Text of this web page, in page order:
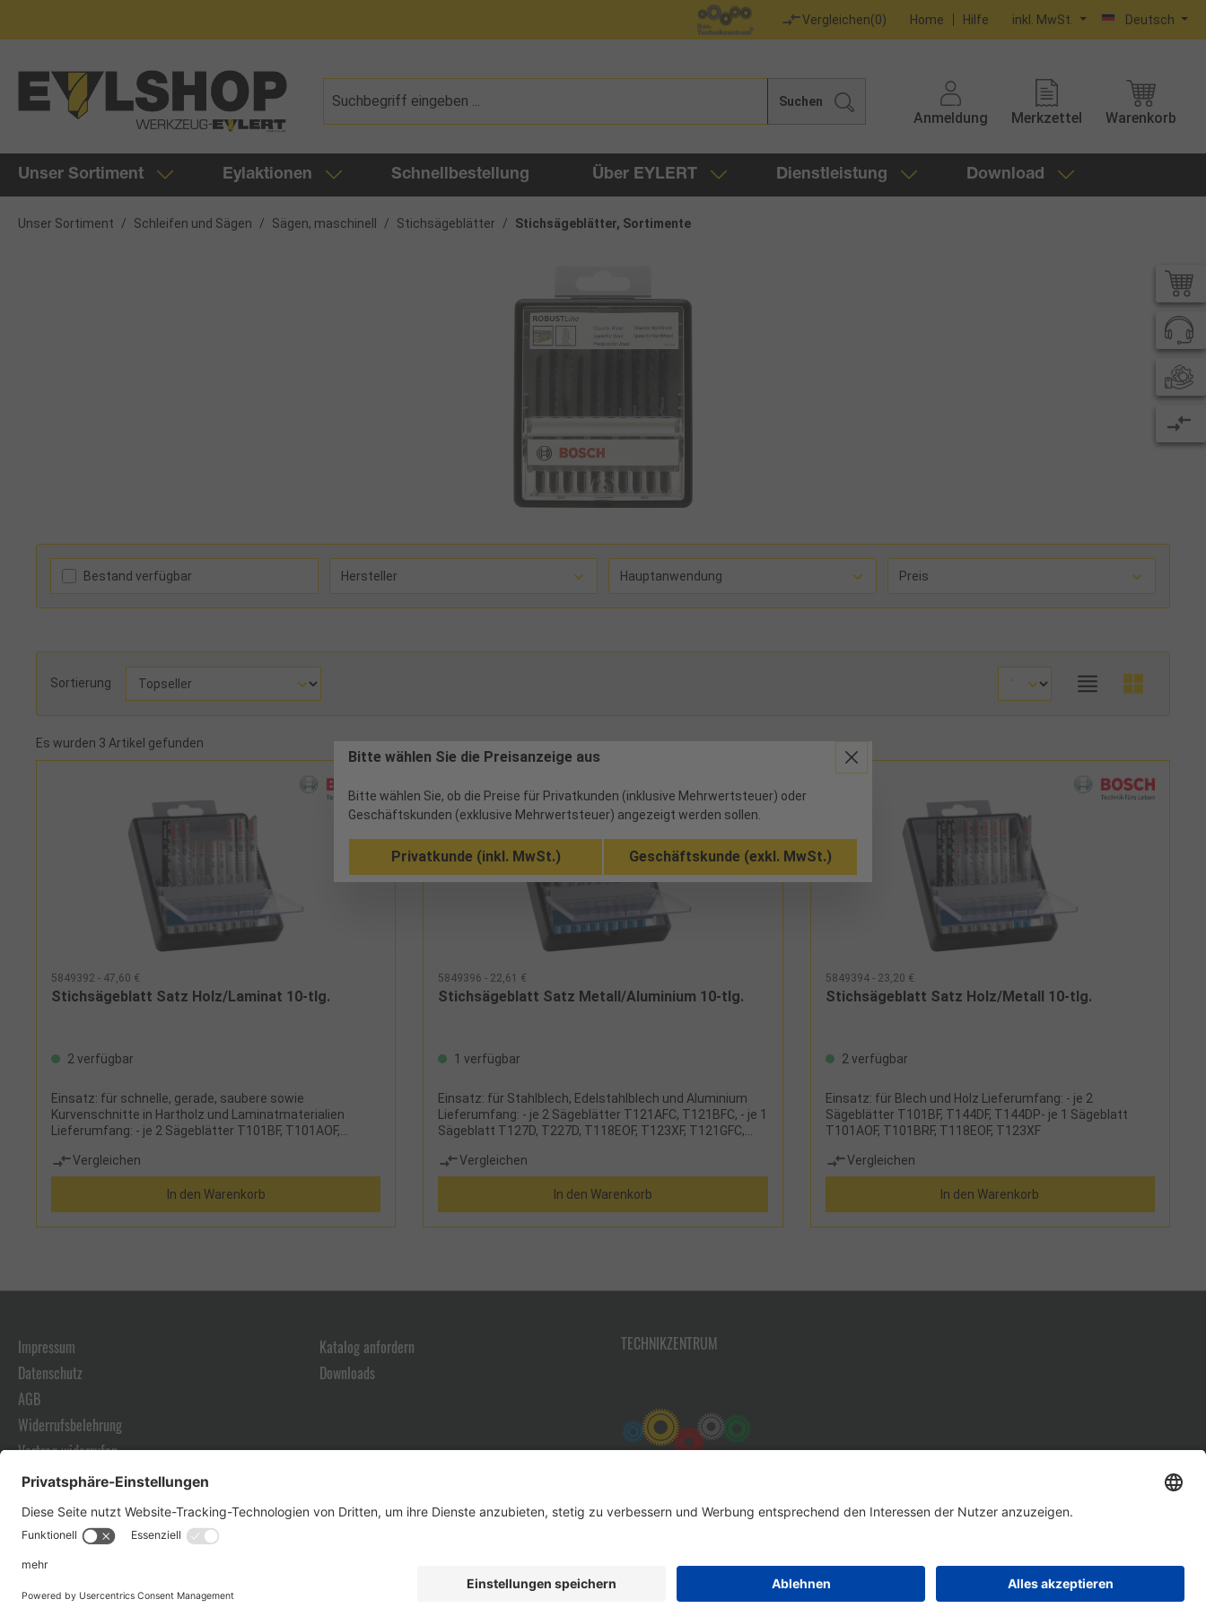
Vergleichen(0) Home Hilfe inkl. MwSt. Deutsch
Suchen
Anmeldung Merkzettel Warenkorb
Unser Sortiment Eylaktionen Schnellbestellung Über EYLERT Dienstleistung Download
Unser Sortiment / Schleifen und Sägen / Sägen, maschinell / Stichsägeblätter / Stichsägeblätter, Sortimente
Bestand verfügbar Hersteller Hauptanwendung Preis
Sortierung
Es wurden 3 Artikel gefunden
5849392 - 47,60 €
Stichsägeblatt Satz Holz/Laminat 10-tlg.
2 verfügbar
Einsatz: für schnelle, gerade, saubere sowie
Kurvenschnitte in Hartholz und Laminatmaterialien
Lieferumfang: - je 2 Sägeblätter T101BF, T101AOF,
Vergleichen
In den Warenkorb
5849396 - 22,61 €
Stichsägeblatt Satz Metall/Aluminium 10-tlg.
1 verfügbar
Einsatz: für Stahlblech, Edelstahlblech und Aluminium
Lieferumfang: - je 2 Sägeblätter T121AFC, T121BFC, - je 1
Sägeblatt T127D, T227D, T118EOF, T123XF, T121GFC,
Vergleichen
In den Warenkorb
5849394 - 23,20 €
Stichsägeblatt Satz Holz/Metall 10-tlg.
2 verfügbar
Einsatz: für Blech und Holz Lieferumfang: - je 2
Sägeblätter T101BF, T144DF, T144DP- je 1 Sägeblatt
T101AOF, T101BRF, T118EOF, T123XF
Vergleichen
In den Warenkorb
Impressum
Datenschutz
AGB
Widerrufsbelehrung
Vertrag widerrufen
Katalog anfordern
Downloads
TECHNIKZENTRUM
Werkzeug-Eylert GmbH & Co. KG • F.-O.-Schimmel-Str. 3 • 09120 Chemnitz
Bitte wählen Sie die Preisanzeige aus
Bitte wählen Sie, ob die Preise für Privatkunden (inklusive Mehrwertsteuer) oder
Geschäftskunden (exklusive Mehrwertsteuer) angezeigt werden sollen.
Privatkunde (inkl. MwSt.) Geschäftskunde (exkl. MwSt.)